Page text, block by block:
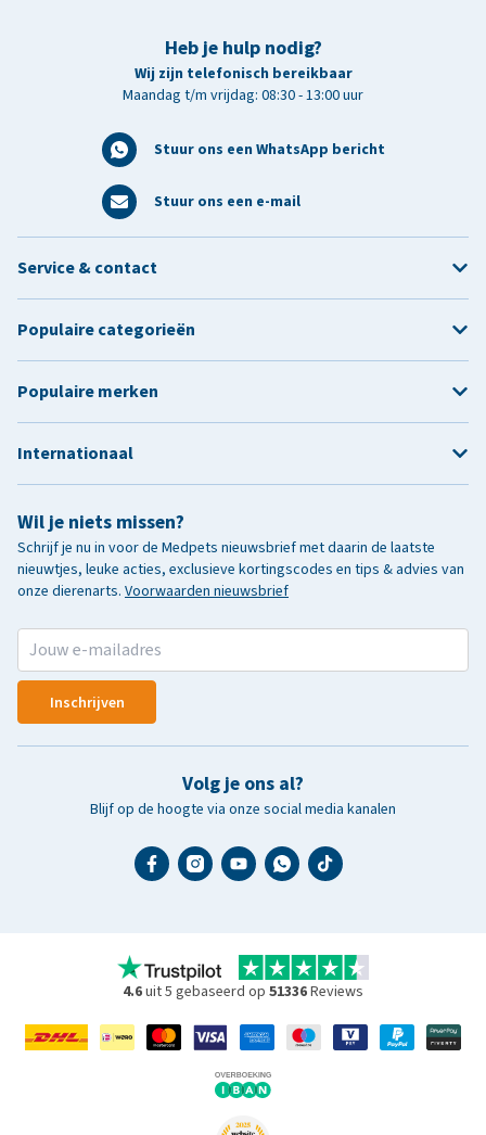
Heb je hulp nodig?
Wij zijn telefonisch bereikbaar
Maandag t/m vrijdag: 08:30 - 13:00 uur
Stuur ons een WhatsApp bericht
Stuur ons een e-mail
Wil je niets missen?
Schrijf je nu in voor de Medpets nieuwsbrief met daarin de laatste
nieuwtjes, leuke acties, exclusieve kortingscodes en tips & advies van
onze dierenarts. Voorwaarden nieuwsbrief
Inschrijven
Volg je ons al?
Blijf op de hoogte via onze social media kanalen
Service & contact
Populaire categorieën
Populaire merken
Internationaal
4.6uit 5 gebaseerd op 51336Reviews